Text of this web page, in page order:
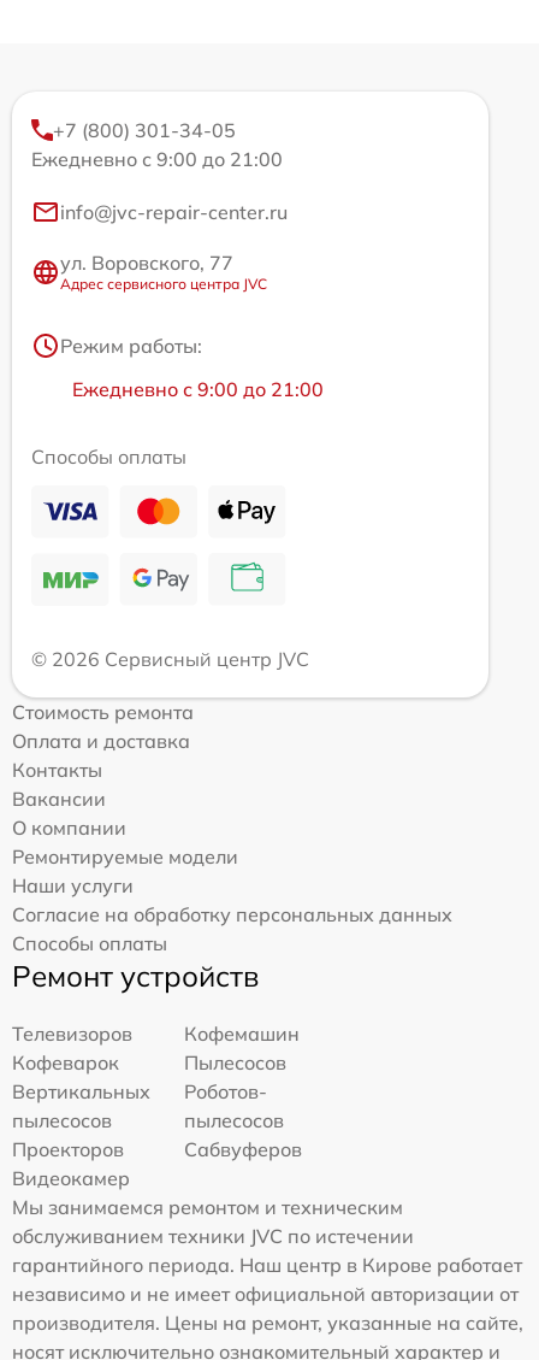
+7 (800) 301-34-05
Ежедневно с 9:00 до 21:00
info@jvc-repair-center.ru
ул. Воровского, 77
Адрес сервисного центра JVC
Режим работы:
Ежедневно с 9:00 до 21:00
Способы оплаты
© 2026 Сервисный центр JVC
Стоимость ремонта
Оплата и доставка
Контакты
Вакансии
О компании
Ремонтируемые модели
Наши услуги
Согласие на обработку персональных данных
Способы оплаты
Ремонт устройств
Телевизоров
Кофемашин
Кофеварок
Пылесосов
Вертикальных
пылесосов
Роботов-
пылесосов
Проекторов
Сабвуферов
Видеокамер
Мы занимаемся ремонтом и техническим
обслуживанием техники JVC по истечении
гарантийного периода. Наш центр в Кирове работает
независимо и не имеет официальной авторизации от
производителя. Цены на ремонт, указанные на сайте,
носят исключительно ознакомительный характер и